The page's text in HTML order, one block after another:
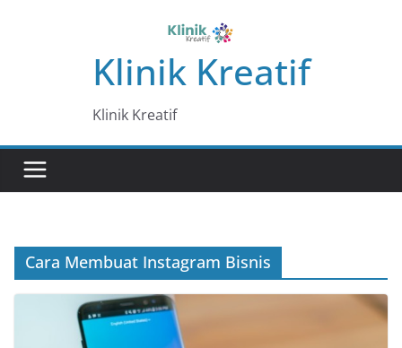
Klinik Kreatif
Klinik Kreatif
Cara Membuat Instagram Bisnis